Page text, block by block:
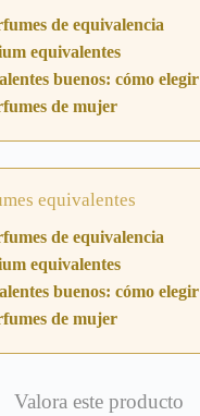
de equivalencia
equivalentes
buenos: cómo elegir
de mujer
equivalentes
de equivalencia
equivalentes
buenos: cómo elegir
de mujer
Valora este producto